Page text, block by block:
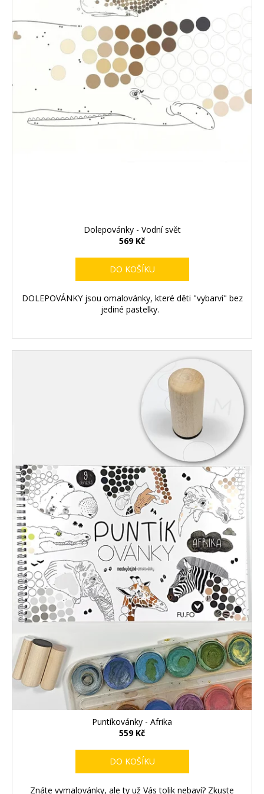
k
t
Dolepovánky - Vodní svět
569 Kč
DO KOŠÍKU
DOLEPOVÁNKY jsou omalovánky, které děti "vybarví" bez
jediné pastelky.
Puntíkovánky - Afrika
559 Kč
DO KOŠÍKU
Znáte vymalovánky, ale ty už Vás tolik nebaví? Zkuste